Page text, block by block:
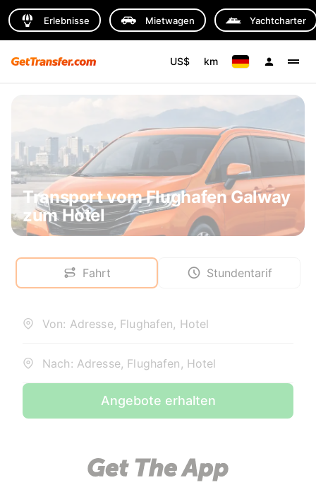
Erlebnisse Mietwagen Yachtcharter
US$ km
Transport vom Flughafen Galway
zum Hotel
Fahrt Stundentarif
Von: Adresse, Flughafen, Hotel
Nach: Adresse, Flughafen, Hotel
Angebote erhalten